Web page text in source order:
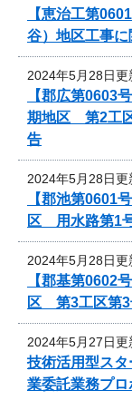
【恵治工第
谷）地区工事
2024年5月28日更
【郡広第0603
期地区 第2工
告
2024年5月28日更
【郡池第0601
区 用水路第1
2024年5月28日更
【郡基第0602
区 第3工区第3
2024年5月27日更
技術活用型ス
業委託業務プロ